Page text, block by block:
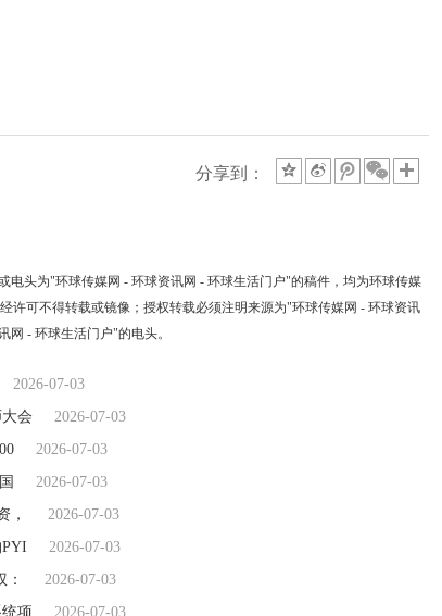
分享到：
电头为"环球传媒网 - 环球资讯网 - 环球生活门户"的稿件，均为环球传媒
许可不得转载或镜像；授权转载必须注明来源为"环球传媒网 - 环球资讯
网 - 环球生活门户"的电头。
2026-07-03
会
2026-07-03
2026-07-03
2026-07-03
，
2026-07-03
2026-07-03
2026-07-03
项
2026-07-03